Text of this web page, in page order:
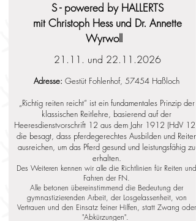
S - powered by HALLERTS
mit Christoph Hess und Dr. Annette
Wyrwoll
21.11. und 22.11.2026
Adresse: Gestüt Fohlenhof, 57454 Haßloch
„Richtig reiten reicht“ ist ein fundamentales Prinzip der
klassischen Reitlehre, basierend auf der
Heeresdienstvorschrift 12 aus dem Jahr 1912 (HdV 12),
die besagt, dass pferdegerechtes Ausbilden und Reiten
ausreichen, um das Pferd gesund und leistungsfähig zu
erhalten.
Des Weiteren kennen wir alle die Richtlinien für Reiten und
Fahren der FN.
Alle betonen übereinstimmend die Bedeutung der
gymnastizierenden Arbeit, der Losgelassenheit, von
Vertrauen und den Einsatz feiner Hilfen, statt Zwang oder
"Abkürzungen".